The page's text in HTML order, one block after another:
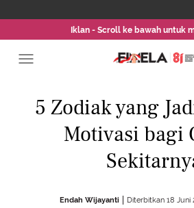
Iklan - Scroll ke bawah untuk
5 Zodiak yang
Motivasi bagi
Endah Wijayanti Diterbitkan 18 Juni